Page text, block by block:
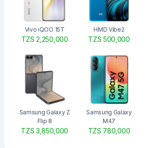
Vivo iQOO 15T
TZS 2,250,000
HMD Vibe2
TZS 500,000
Samsung Galaxy Z
Flip 8
TZS 3,850,000
Samsung Galaxy
M47
TZS 780,000